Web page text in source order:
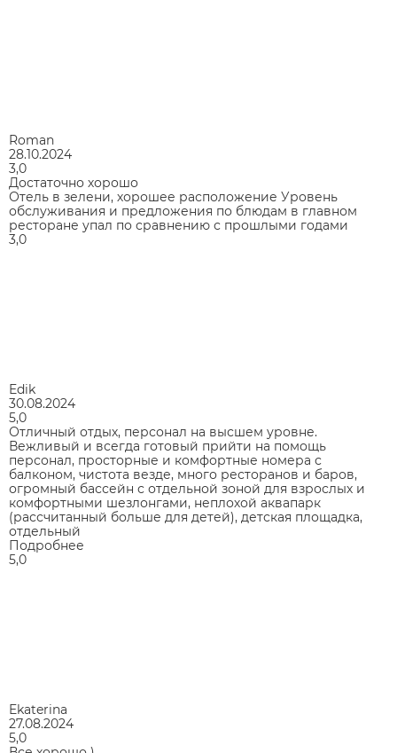
Roman
28.10.2024
3,0
Достаточно хорошо
Отель в зелени, хорошее расположение Уровень
обслуживания и предложения по блюдам в главном
ресторане упал по сравнению с прошлыми годами
3,0
Edik
30.08.2024
5,0
Отличный отдых, персонал на высшем уровне.
Вежливый и всегда готовый прийти на помощь
персонал, просторные и комфортные номера с
балконом, чистота везде, много ресторанов и баров,
огромный бассейн с отдельной зоной для взрослых и
комфортными шезлонгами, неплохой аквапарк
(рассчитанный больше для детей), детская площадка,
отдельный
Подробнее
5,0
Ekaterina
27.08.2024
5,0